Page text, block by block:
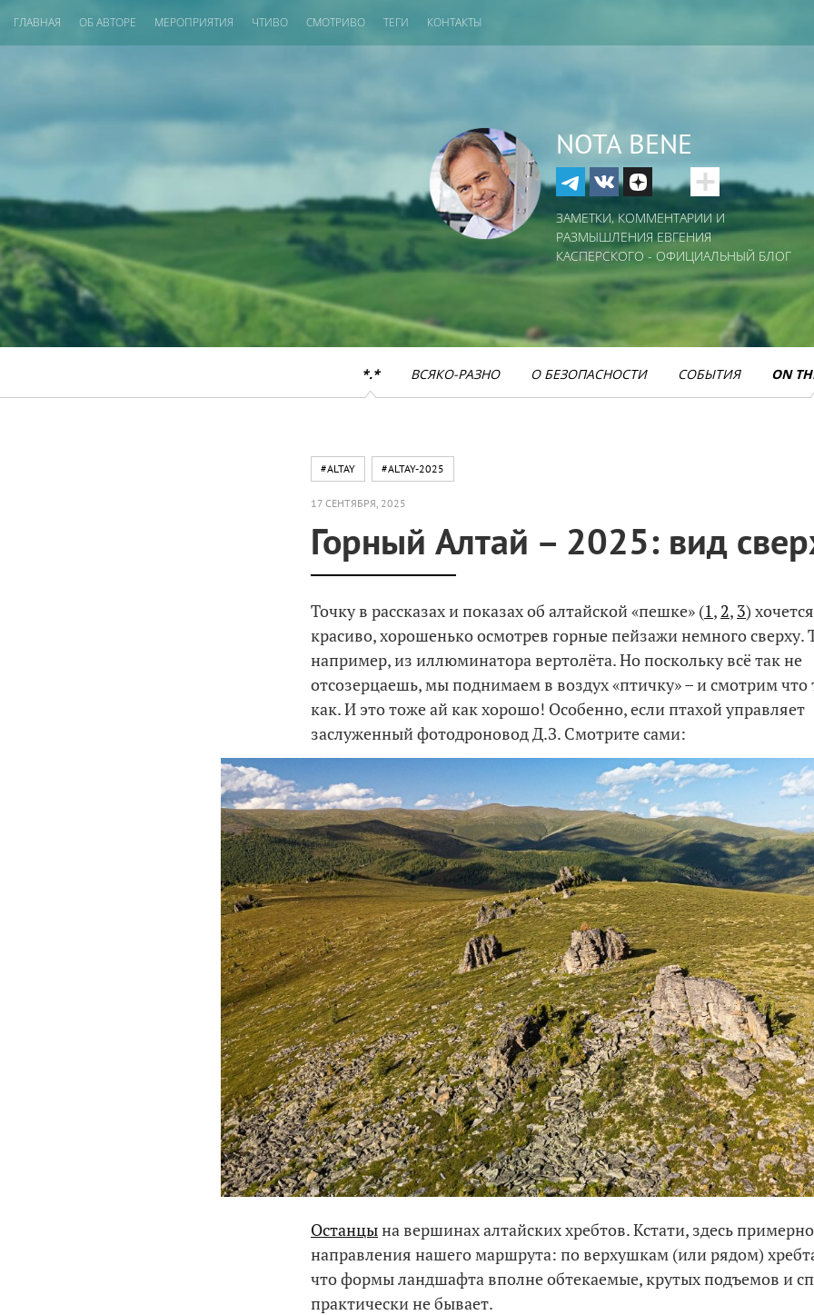
ГЛАВНАЯ ОБ АВТОРЕ МЕРОПРИЯТИЯ ЧТИВО СМОТРИВО ТЕГИ КОНТАКТЫ
NOTA BENE
ЗАМЕТКИ, КОММЕНТАРИИ И
РАЗМЫШЛЕНИЯ ЕВГЕНИЯ
КАСПЕРСКОГО - ОФИЦИАЛЬНЫЙ БЛОГ
*.* ВСЯКО-РАЗНО О БЕЗОПАСНОСТИ СОБЫТИЯ ON
#ALTAY #ALTAY-2025
17 СЕНТЯБРЯ, 2025
Горный Алтай – 2025: вид
Точку в рассказах и показах об алтайской «пешке» (1, 2, 3)
красиво, хорошенько осмотрев горные пейзажи немного сверху.
например, из иллюминатора вертолёта. Но поскольку всё так не
отсозерцаешь, мы поднимаем в воздух «птичку» – и смотрим что
как. И это тоже ай как хорошо! Особенно, если птахой управляет
заслуженный фотодроновод Д.З. Смотрите сами:
Останцына вершинах алтайских хребтов. Кстати, здесь
направления нашего маршрута: по верхушкам (или рядом)
что формы ландшафта вполне обтекаемые, крутых подъемов и
практически не бывает.